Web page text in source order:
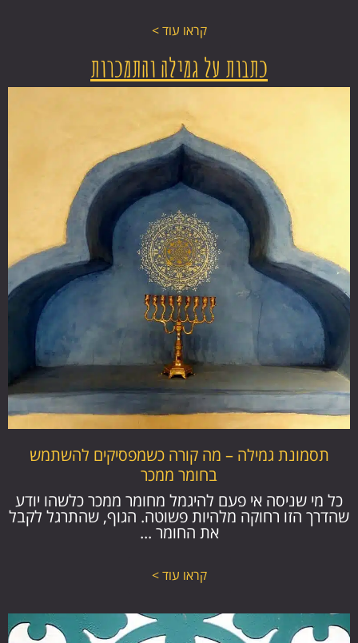
קראו עוד >
כתבות על גמילה והתמכרות
תסמונת גמילה – מה קורה כשמפסיקים להשתמש
בחומר ממכר
כל מי שניסה אי פעם להיגמל מחומר ממכר כלשהו יודע
שהדרך הזו רחוקה מלהיות פשוטה. הגוף, שהתרגל לקבל
את החומר ...
קראו עוד >